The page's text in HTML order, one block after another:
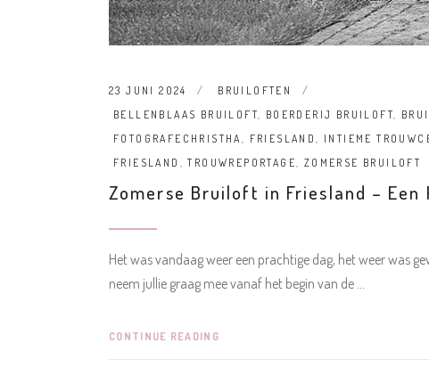
23 JUNI 2024
BRUILOFTEN
BELLENBLAAS BRUILOFT, BOERDERIJ BRUILOFT,
FOTOGRAFECHRISTHA, FRIESLAND, INTIEME
FRIESLAND ,TROUWREPORTAGE, ZOMERSE BRUILOFT
Zomerse Bruiloft in Friesland –
Het was vandaag weer een prachtige dag, het weer was
neem jullie graag mee vanaf het begin van de
CONTINUE READING